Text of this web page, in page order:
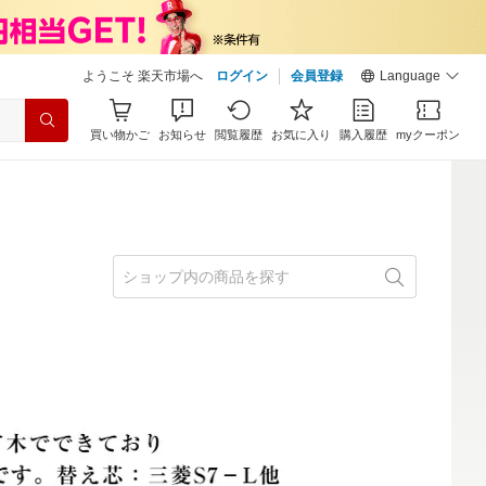
ようこそ 楽天市場へ ログイン 会員登録 Language
買い物かご お知らせ 閲覧履歴 お気に入り 購入履歴 myクーポン